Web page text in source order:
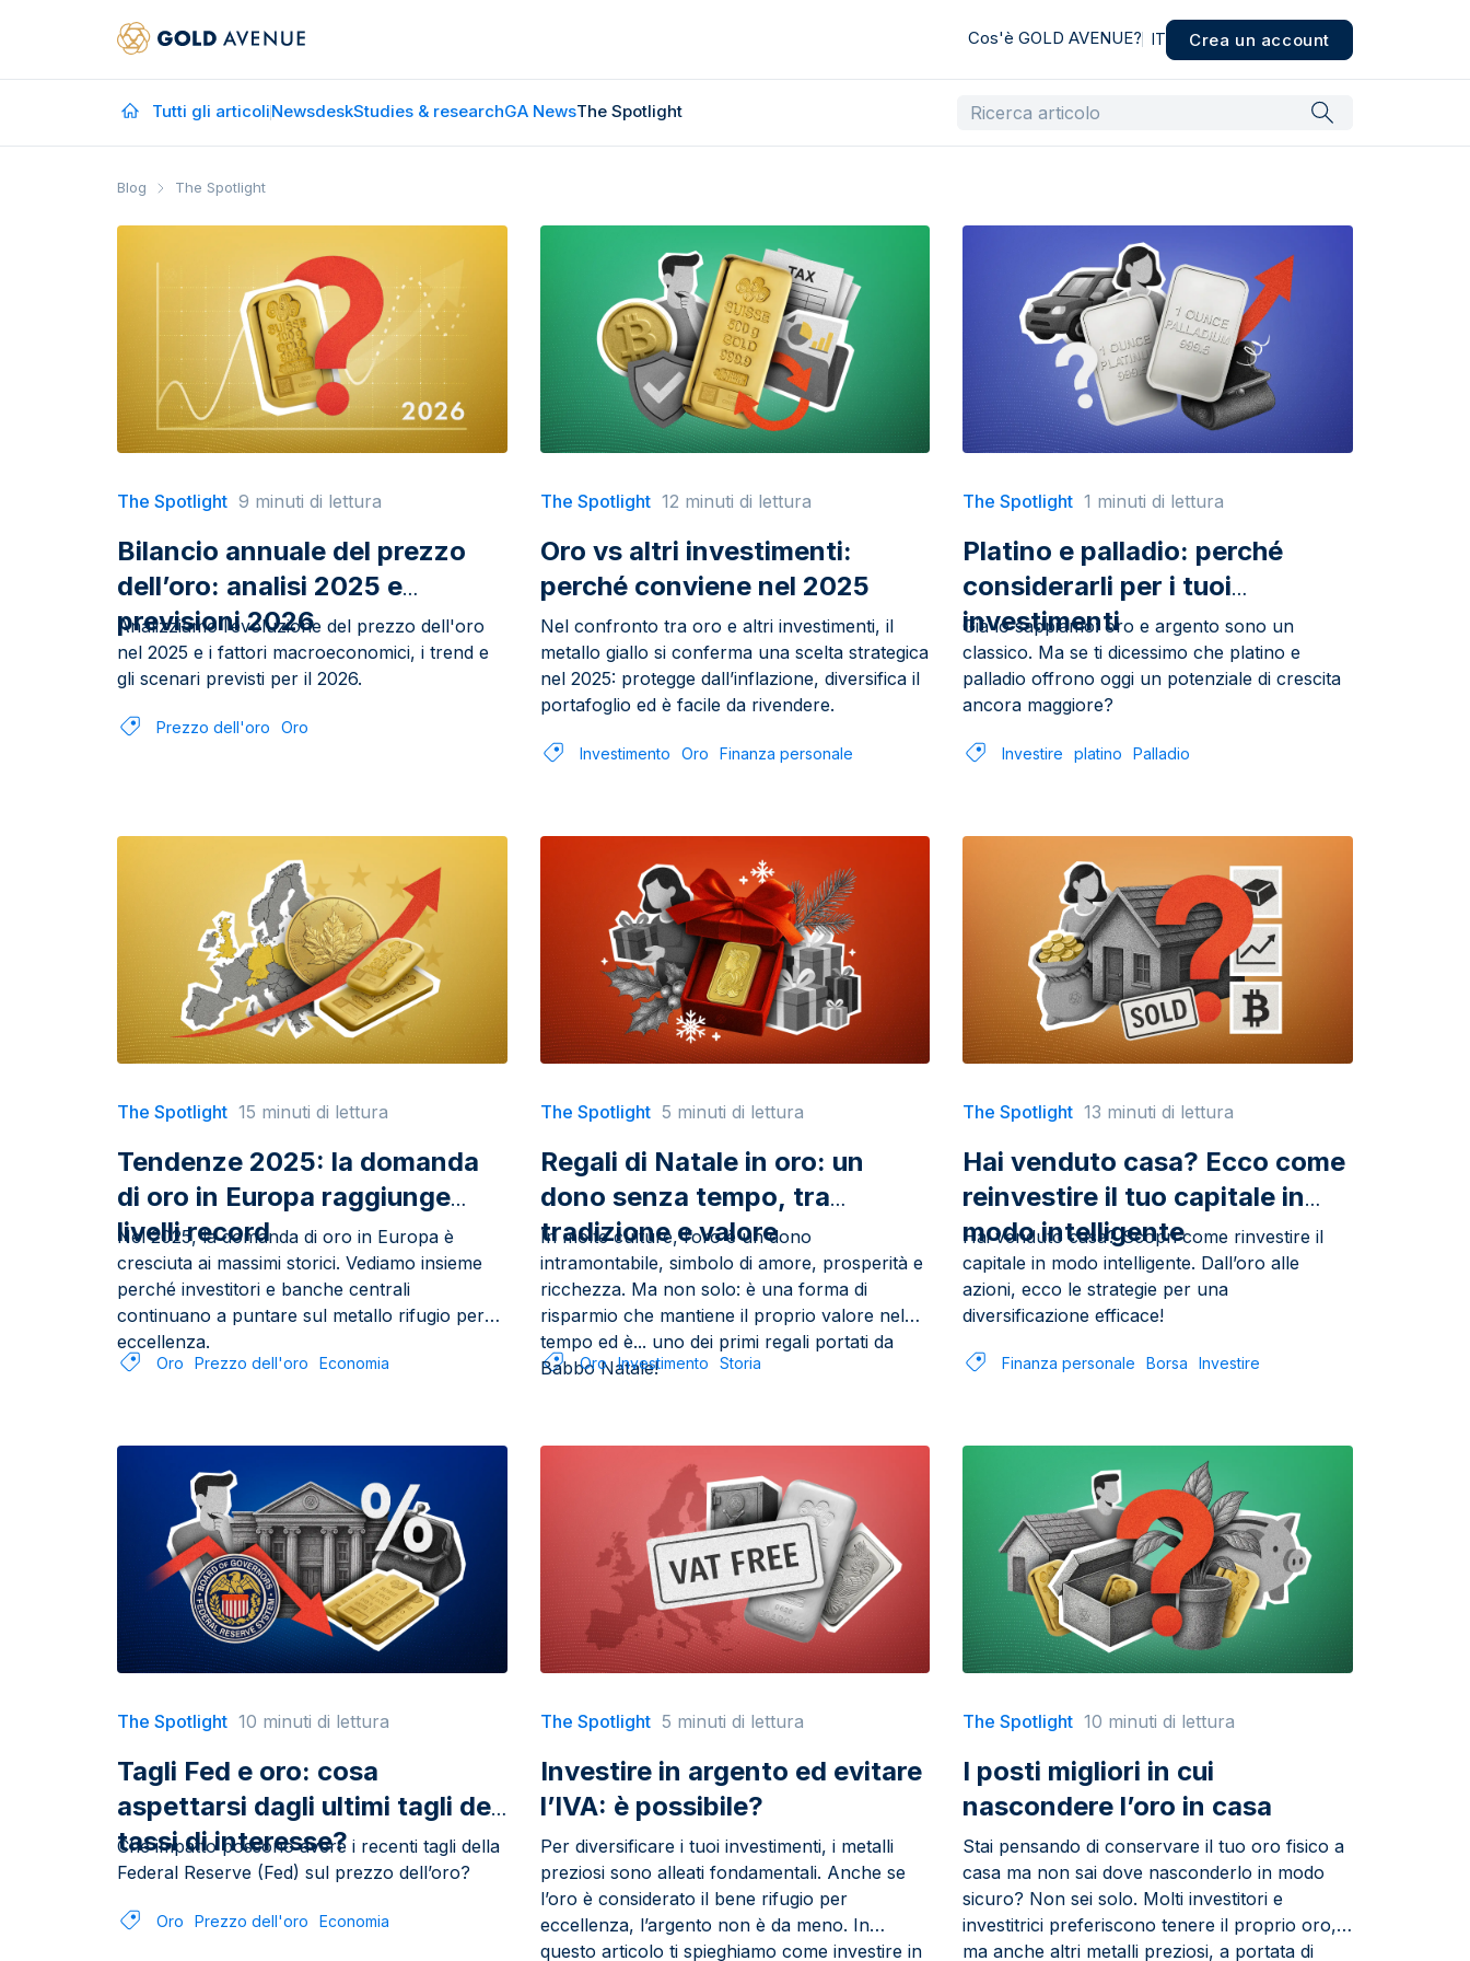
Cos'è GOLD AVENUE? IT Crea un account
Tutti gli articoliNewsdeskStudies & researchGA NewsThe Spotlight
Blog The Spotlight
The Spotlight 9 minuti di lettura
Bilancio annuale del prezzo
dell’oro: analisi 2025 e
previsioni 2026
Analizziamo l’evoluzione del prezzo dell'oro
nel 2025 e i fattori macroeconomici, i trend e
gli scenari previsti per il 2026.
Prezzo dell'oro Oro
The Spotlight 12 minuti di lettura
Oro vs altri investimenti:
perché conviene nel 2025
Nel confronto tra oro e altri investimenti, il
metallo giallo si conferma una scelta strategica
nel 2025: protegge dall’inflazione, diversifica il
portafoglio ed è facile da rivendere.
Investimento Oro Finanza personale
The Spotlight 1 minuti di lettura
Platino e palladio: perché
considerarli per i tuoi
investimenti
Già lo sappiamo: oro e argento sono un
classico. Ma se ti dicessimo che platino e
palladio offrono oggi un potenziale di crescita
ancora maggiore?
Investire platino Palladio
The Spotlight 15 minuti di lettura
Tendenze 2025: la domanda
di oro in Europa raggiunge
livelli record
Nel 2025, la domanda di oro in Europa è
cresciuta ai massimi storici. Vediamo insieme
perché investitori e banche centrali
continuano a puntare sul metallo rifugio per
eccellenza.
Oro Prezzo dell'oro Economia
The Spotlight 5 minuti di lettura
Regali di Natale in oro: un
dono senza tempo, tra
tradizione e valore
In molte culture, l’oro è un dono
intramontabile, simbolo di amore, prosperità e
ricchezza. Ma non solo: è una forma di
risparmio che mantiene il proprio valore nel
tempo ed è... uno dei primi regali portati da
Babbo Natale!
Oro Investimento Storia
The Spotlight 13 minuti di lettura
Hai venduto casa? Ecco come
reinvestire il tuo capitale in
modo intelligente
Hai venduto casa? Scopri come rinvestire il
capitale in modo intelligente. Dall’oro alle
azioni, ecco le strategie per una
diversificazione efficace!
Finanza personale Borsa Investire
The Spotlight 10 minuti di lettura
Tagli Fed e oro: cosa
aspettarsi dagli ultimi tagli dei
tassi di interesse?
Che impatto possono avere i recenti tagli della
Federal Reserve (Fed) sul prezzo dell’oro?
Oro Prezzo dell'oro Economia
The Spotlight 5 minuti di lettura
Investire in argento ed evitare
l’IVA: è possibile?
Per diversificare i tuoi investimenti, i metalli
preziosi sono alleati fondamentali. Anche se
l’oro è considerato il bene rifugio per
eccellenza, l’argento non è da meno. In
questo articolo ti spieghiamo come investire in
The Spotlight 10 minuti di lettura
I posti migliori in cui
nascondere l’oro in casa
Stai pensando di conservare il tuo oro fisico a
casa ma non sai dove nasconderlo in modo
sicuro? Non sei solo. Molti investitori e
investitrici preferiscono tenere il proprio oro,
ma anche altri metalli preziosi, a portata di